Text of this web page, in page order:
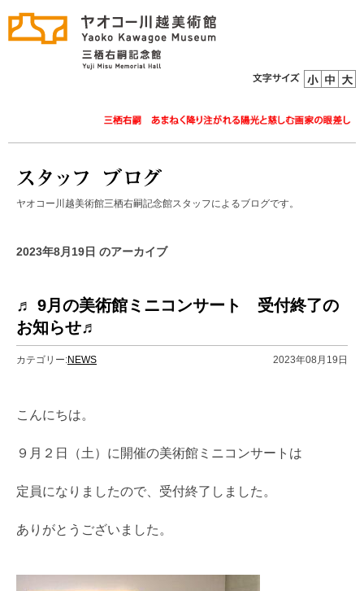
ヤオコー川越美術館三栖右嗣記念館スタッフによるブログです。
2023年8月19日 のアーカイブ
♬ 9月の美術館ミニコンサート 受付終了の
お知らせ♬
カテゴリー:NEWS 2023年08月19日
こんにちは。
９月２日（土）に開催の美術館ミニコンサートは
定員になりましたので、受付終了しました。
ありがとうございました。